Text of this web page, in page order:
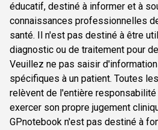
éducatif, destiné à informer et à
connaissances professionnelles
santé. Il n'est pas destiné à être
diagnostic ou de traitement pour
Veuillez ne pas saisir
spécifiques à un patient. Toutes
relèvent de l'entière
exercer son propre jugement
GPnotebook n'est pas destiné à